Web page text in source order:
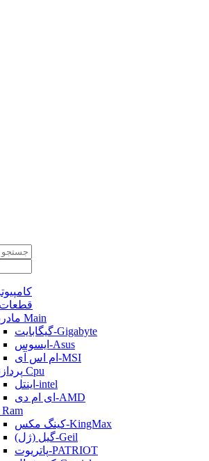
قطعات
مادربرد Main
گیگابایت-Gigabyte
ایسوس-Asus
ام اس آی-MSI
پردازنده Cpu
اینتل-intel
ای ام دی-AMD
رم Ram
کینگ مکس-KingMax
گیل (ژل)-Geil
پاتریوت-PATRIOT